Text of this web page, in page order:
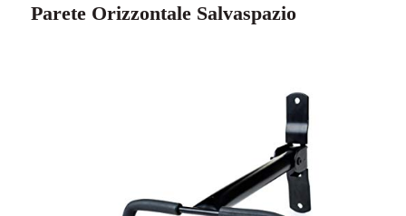
Parete Orizzontale Salvaspazio